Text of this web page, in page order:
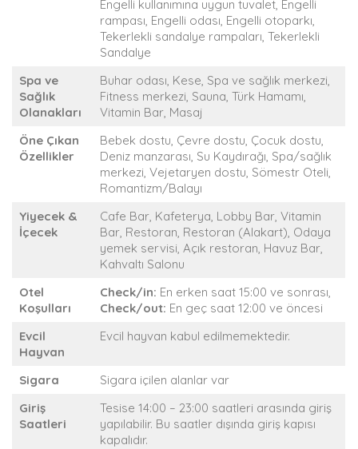
Engelli kullanımına uygun tuvalet, Engelli
rampası, Engelli odası, Engelli otoparkı,
Tekerlekli sandalye rampaları, Tekerlekli
Sandalye
Spa ve
Sağlık
Olanakları
Buhar odası, Kese, Spa ve sağlık merkezi,
Fitness merkezi, Sauna, Türk Hamamı,
Vitamin Bar, Masaj
Öne Çıkan
Özellikler
Bebek dostu, Çevre dostu, Çocuk dostu,
Deniz manzarası, Su Kaydırağı, Spa/sağlık
merkezi, Vejetaryen dostu, Sömestr Oteli,
Romantizm/Balayı
Yiyecek &
İçecek
Cafe Bar, Kafeterya, Lobby Bar, Vitamin
Bar, Restoran, Restoran (Alakart), Odaya
yemek servisi, Açık restoran, Havuz Bar,
Kahvaltı Salonu
Otel
Koşulları
Check/in: En erken saat 15:00 ve sonrası,
Check/out: En geç saat 12:00 ve öncesi
Evcil
Hayvan
Evcil hayvan kabul edilmemektedir.
Sigara
Sigara içilen alanlar var
Giriş
Saatleri
Tesise 14:00 – 23:00 saatleri arasında giriş
yapılabilir. Bu saatler dışında giriş kapısı
kapalıdır.